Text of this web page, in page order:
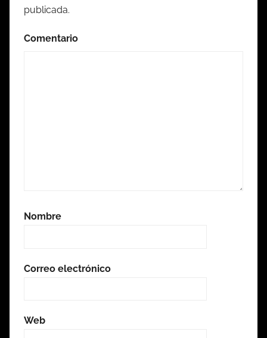
publicada.
Comentario
Nombre
Correo electrónico
Web